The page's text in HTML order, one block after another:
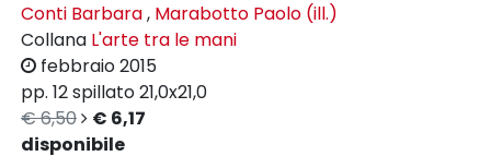
Conti Barbara, Marabotto Paolo (ill.)
Collana L'arte tra le mani
febbraio 2015
pp. 12spillato21,0x21,0
€ 6,50
€ 6,17
disponibile